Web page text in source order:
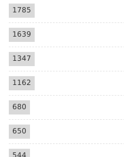
1785
1639
1347
1162
680
650